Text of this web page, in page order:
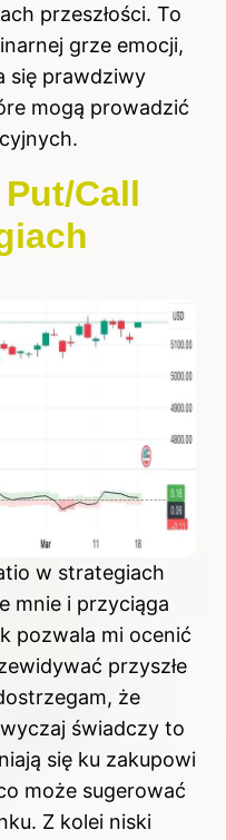
przeszłości. To
grze emocji,
się prawdziwy
mogą prowadzić
Call
w strategiach
mnie i przyciąga
pozwala mi ocenić
przyszłe
że
świadczy to
się ku zakupowi
może sugerować
Z kolei niski